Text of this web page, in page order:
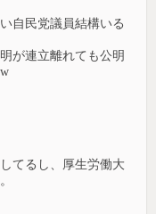
自民党議員結構いる
が連立離れても公明
てるし、厚生労働大